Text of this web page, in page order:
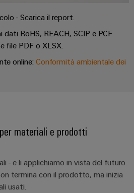
- Scarica il report.
dati RoHS, REACH, SCIP e PCF
file PDF o XLSX.
online: Conformità ambientale dei
materiali e prodotti
- e li applichiamo in vista del futuro.
termina con il prodotto, ma inizia
usati.